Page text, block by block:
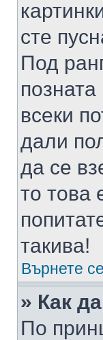
сте
Под
всеки
дали
да се
то това
такива!
Върнете
» Как
По